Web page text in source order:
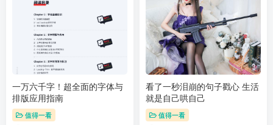
一万六千字！超全面的字体与
排版应用指南
值得一看
看了一秒泪崩的句子戳心 生活
就是自己哄自己
值得一看